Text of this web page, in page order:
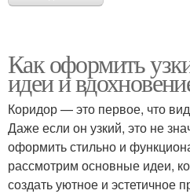
Как оформить
идеи и
Коридор — это первое, что
Даже если он узкий, это не
оформить стильно и
рассмотрим основные идеи,
создать уютное и эстетичное